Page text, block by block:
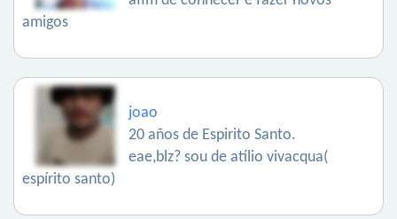
amigos
joao
20 años de Espirito Santo.
eae,blz? sou de atílio vivacqua(
espírito santo)